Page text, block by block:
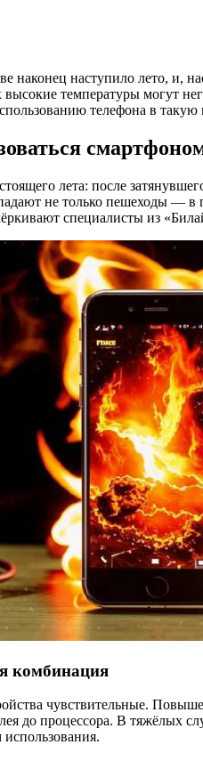
наконец наступило лето, и,
температуры могут
телефона в
лета: после
не только пешеходы —
специалисты из
комбинация
чувствительные.
до процессора. В тяжёлых